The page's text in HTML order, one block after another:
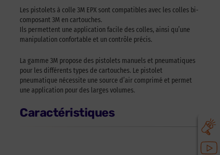
Les pistolets à colle 3M EPX sont compatibles avec les colles bi-
composant 3M en cartouches.
Ils permettent une application facile des colles, ainsi qu’une
manipulation confortable et un contrôle précis.
La gamme 3M propose des pistolets manuels et pneumatiques
pour les différents types de cartouches. Le pistolet
pneumatique nécessite une source d’air comprimé et permet
une application pour des larges volumes.
Caractéristiques